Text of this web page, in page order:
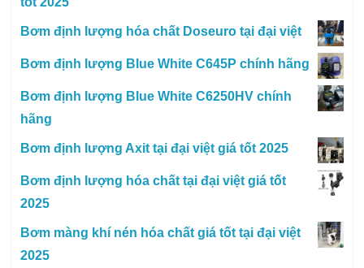
Bơm định lượng hóa chất Doseuro tại đại việt
Bơm định lượng Blue White C645P chính hãng
Bơm định lượng Blue White C6250HV chính
hãng
Bơm định lượng Axit tại đại việt giá tốt 2025
Bơm định lượng hóa chất tại đại việt giá tốt
2025
Bơm màng khí nén hóa chất giá tốt tại đại việt
2025